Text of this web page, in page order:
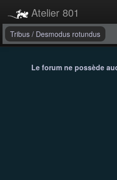
Atelier 801
Forums
Tribus / Desmodus rotundus
Le forum ne possède